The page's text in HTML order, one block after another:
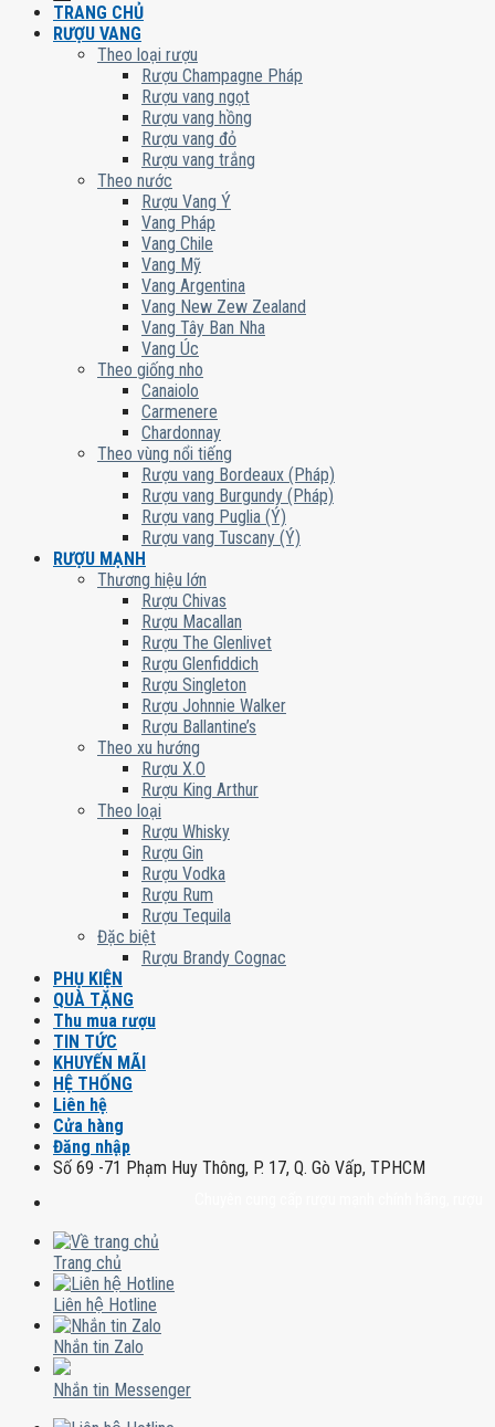
TRANG CHỦ
RƯỢU VANG
Theo loại rượu
Rượu Champagne Pháp
Rượu vang ngọt
Rượu vang hồng
Rượu vang đỏ
Rượu vang trắng
Theo nước
Rượu Vang Ý
Vang Pháp
Vang Chile
Vang Mỹ
Vang Argentina
Vang New Zew Zealand
Vang Tây Ban Nha
Vang Úc
Theo giống nho
Canaiolo
Carmenere
Chardonnay
Theo vùng nổi tiếng
Rượu vang Bordeaux (Pháp)
Rượu vang Burgundy (Pháp)
Rượu vang Puglia (Ý)
Rượu vang Tuscany (Ý)
RƯỢU MẠNH
Thương hiệu lớn
Rượu Chivas
Rượu Macallan
Rượu The Glenlivet
Rượu Glenfiddich
Rượu Singleton
Rượu Johnnie Walker
Rượu Ballantine’s
Theo xu hướng
Rượu X.O
Rượu King Arthur
Theo loại
Rượu Whisky
Rượu Gin
Rượu Vodka
Rượu Rum
Rượu Tequila
Đặc biệt
Rượu Brandy Cognac
PHỤ KIỆN
QUÀ TẶNG
Thu mua rượu
TIN TỨC
KHUYẾN MÃI
HỆ THỐNG
Liên hệ
Cửa hàng
Đăng nhập
Số 69 -71 Phạm Huy Thông, P. 17, Q. Gò Vấp, TPHCM
Trang chủ
Liên hệ Hotline
Nhắn tin Zalo
Nhắn tin Messenger